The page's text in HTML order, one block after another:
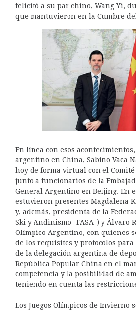
felicitó a su par chino, Wang Yi,
que mantuvieron en la Cumbre del
En línea con esos
argentino en China, Sabino Vaca
hoy de forma virtual con el
junto a funcionarios de la
General Argentino en Beijing. En
estuvieron presentes Magdalena
y, además, presidenta de la
Ski y Andinismo -FASA-) y Álvaro
Olímpico Argentino, con quienes
de los requisitos y protocolos para
de la delegación argentina de
República Popular China en el
competencia y la posibilidad de
teniendo en cuenta las
Los Juegos Olímpicos de Invierno